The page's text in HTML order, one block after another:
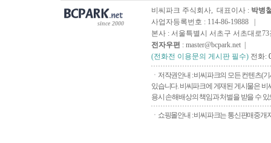
since 2000
비씨파크 주식회사, 대표이사 : 박병
사업자등록번호 : 114-86-19888 |
본사 : 서울특별시 서초구 서초대로73
전자우편 : master@bcpark.net |
(전화전 이용문의 게시판 필수) 전화:
ㆍ저작권안내 : 비씨파크의 모든 컨텐츠(
있습니다. 비씨파크에 게재된 게시물은
용시 손해배상의 책임과 처벌을 받을 수
ㆍ쇼핑몰안내 : 비씨파크는 통신판매중개